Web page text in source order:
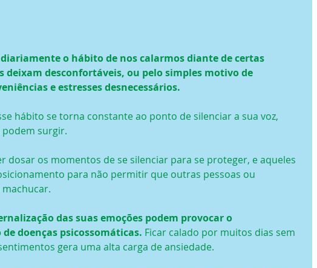
o hábito de nos calarmos diante de certas
deixam desconfortáveis, ou pelo simples motivo de
e estresses desnecessários.
hábito se torna constante ao ponto de silenciar a sua voz,
surgir.
dosar os momentos de se silenciar para se proteger, e aqueles
para não permitir que outras pessoas ou
das suas emoções podem provocar o
doenças psicossomáticas. Ficar calado por muitos dias sem
gera uma alta carga de ansiedade.